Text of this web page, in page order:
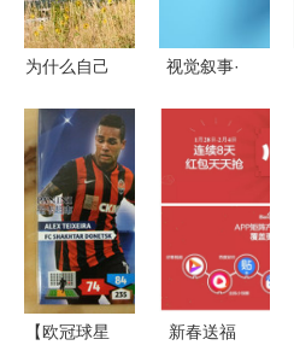
全
为什么自己
么难达成？
史丹佛教授
传你3步
骤“动态目
标”攻克人
性弱点
视觉叙事·
SIVA 2020
届视觉与信
息设计方向
集
【欧冠球星
新春送福